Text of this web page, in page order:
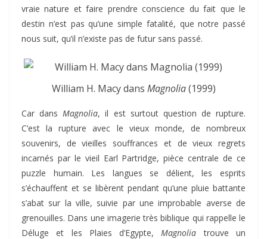
vraie nature et faire prendre conscience du fait que le
destin n’est pas qu’une simple fatalité, que notre passé
nous suit, qu’il n’existe pas de futur sans passé.
William H. Macy dans Magnolia(1999)
Car dans Magnolia, il est surtout question de rupture.
C’est la rupture avec le vieux monde, de nombreux
souvenirs, de vieilles souffrances et de vieux regrets
incarnés par le vieil Earl Partridge, pièce centrale de ce
puzzle humain. Les langues se délient, les esprits
s’échauffent et se libèrent pendant qu’une pluie battante
s’abat sur la ville, suivie par une improbable averse de
grenouilles. Dans une imagerie très biblique qui rappelle le
Déluge et les Plaies d’Egypte, Magnolia trouve un